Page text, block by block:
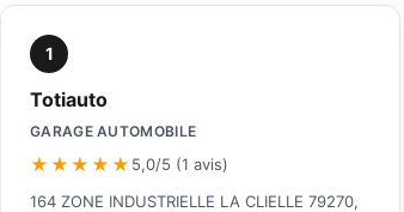
1
Totiauto
GARAGE AUTOMOBILE
★★★★★ 5,0/5 (1 avis)
164 ZONE INDUSTRIELLE LA CLIELLE 79270,